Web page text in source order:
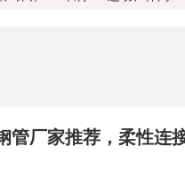
管厂家推荐，柔性连